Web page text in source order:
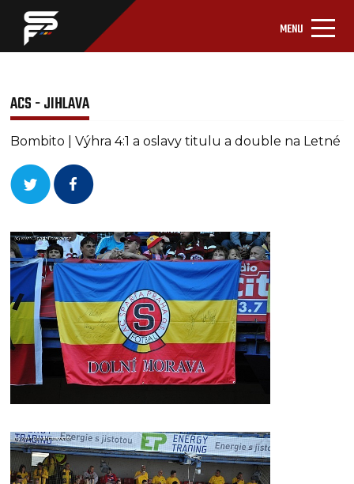
MENU
ACS - JIHLAVA
Bombito | Výhra 4:1 a oslavy titulu a double na Letné